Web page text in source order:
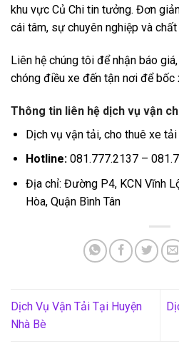
khu vực Củ Chi tin tưởng. Đơn
cái tâm, sự chuyên nghiệp và
Liên hệ chúng tôi để nhận báo
chóng điều xe đến tận nơi để bốc
Thông tin liên hệ dịch vụ vận
Dịch vụ vận tải, cho thuê xe
Hotline:081.777.2137 –
Địa chỉ: Đường P4, KCN Vĩnh
Hòa, Quận Bình Tân
Dịch Vụ Vận Tải Tại Huyện
Nhà Bè